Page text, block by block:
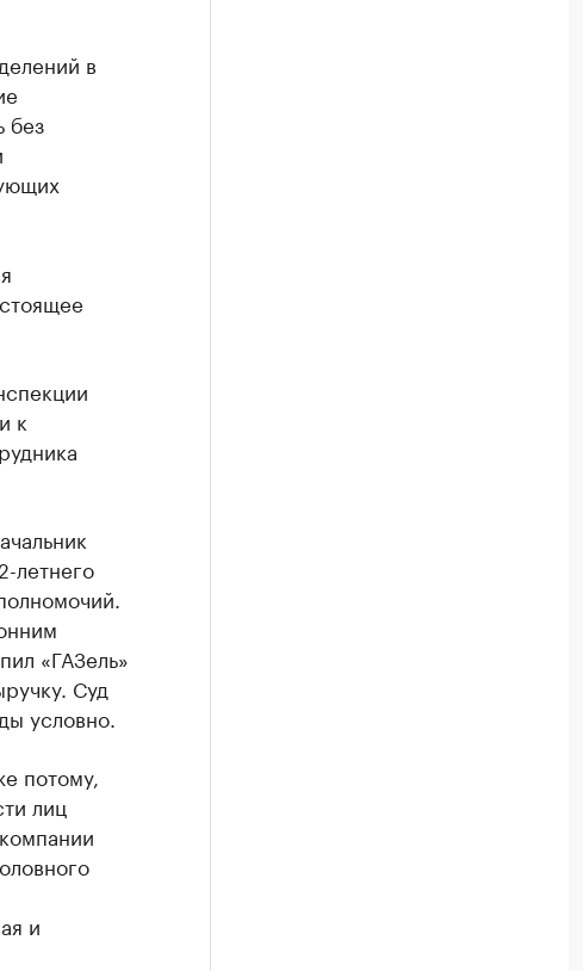
в
без
к
летнего
«ГАЗель»
Суд
условно.
потому,
лиц
и